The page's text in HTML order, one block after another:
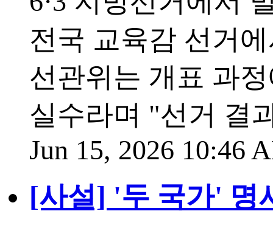
전국 교육감 선거
선관위는 개표 과
실수라며 "선거 결
Jun 15, 2026 10:46
[사설] '두 국가' 명